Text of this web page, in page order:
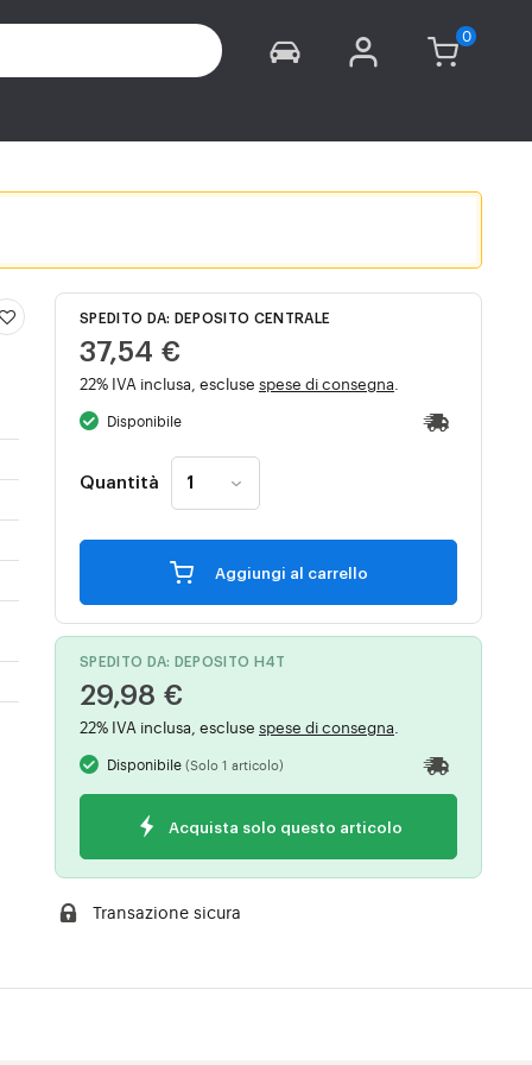
SPEDITO DA: DEPOSITO CENTRALE
37,54 €
22% IVA inclusa, escluse spese di consegna
Disponibile
Quantità
Aggiungi al carrello
SPEDITO DA: DEPOSITO H4T
29,98 €
22% IVA inclusa, escluse spese di consegna
Disponibile(Solo 1 articolo)
Acquista solo questo articolo
Transazione sicura